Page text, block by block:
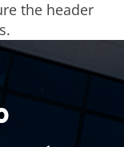
the header